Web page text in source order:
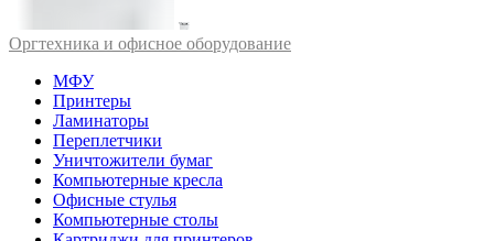
Оргтехника и офисное оборудование
МФУ
Принтеры
Ламинаторы
Переплетчики
Уничтожители бумаг
Компьютерные кресла
Офисные стулья
Компьютерные столы